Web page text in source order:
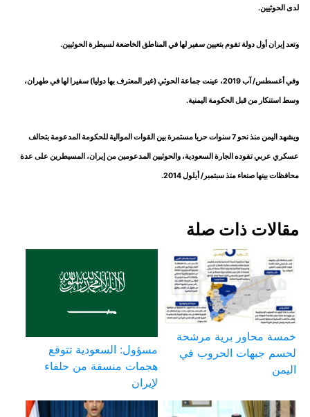
لدى الحوثيين.
وتعد إيران أول دولة تقوم بتعيين سفير لها في المناطق الخاضعة لسيطرة الحوثيين.
وفي أغسطس/ آب 2019، عينت جماعة الحوثي (غير المعترف بها دوليا) سفيرا لها في طهران،
وسط استنكار من قبل الحكومة اليمنية.
ويشهد اليمن منذ نحو 7 سنوات حربا مستمرة بين القوات الموالية للحكومة المدعومة بتحالف
عسكري عربي تقوده الجارة السعودية، والحوثيين المدعومين من إيران، المسيطرين على عدة
محافظات بينها صنعاء منذ سبتمبر/ أيلول 2014.
مقالات ذات صلة
خمسة محاور برية مرشحة
لحسم جبهات الحروب في
اليمن
مسؤول: السعودية تتوقع
هجمات منسقة من حلفاء
لإيران